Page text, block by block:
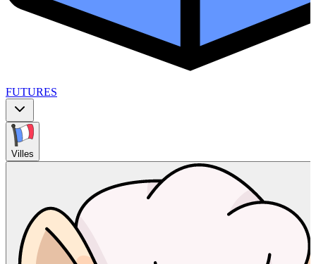
FUTURES
Villes